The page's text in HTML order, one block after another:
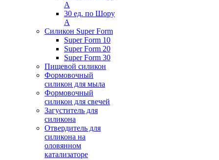
А
30 ед. по Шору
А
Силикон Super Form
Super Form 10
Super Form 20
Super Form 30
Пищевой силикон
Формовочный
силикон для мыла
Формовочный
силикон для свечей
Загуститель для
силикона
Отвердитель для
силикона на
оловянном
катализаторе